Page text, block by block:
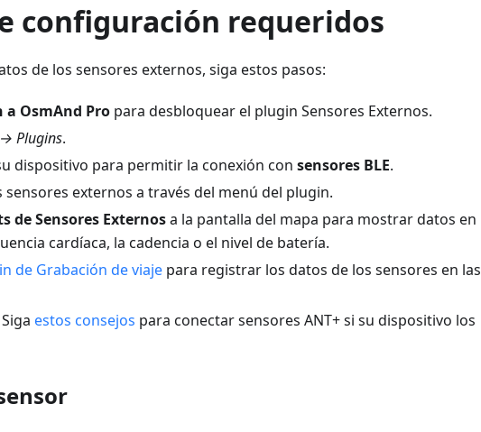
configuración requeridos
de los sensores externos, siga estos pasos:
a OsmAnd Pro para desbloquear el plugin Sensores Externos.
Plugins.
dispositivo para permitir la conexión con sensores BLE.
sensores externos a través del menú del plugin.
de Sensores Externosa la pantalla del mapa para mostrar datos en
cardíaca, la cadencia o el nivel de batería.
de Grabación de viaje para registrar los datos de los sensores en las
estos consejos para conectar sensores ANT+ si su dispositivo los